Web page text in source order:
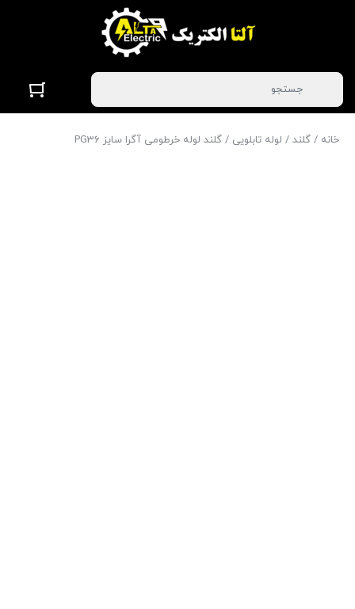
خانه / گلند / لوله تابلویی / گلند لوله خرطومی آگرا سایز PG36